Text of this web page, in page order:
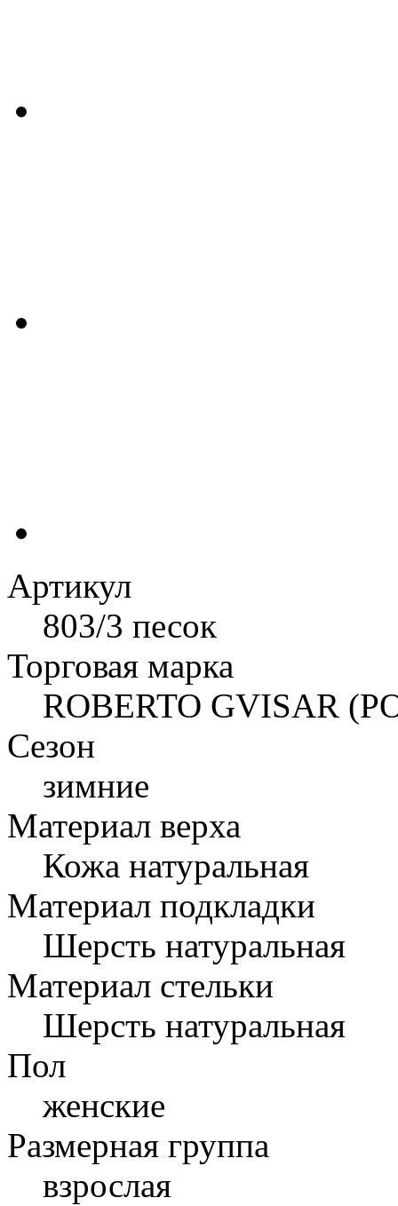
Артикул
803/3 песок
Торговая марка
ROBERTO GVISAR
Сезон
зимние
Материал верха
Кожа натуральная
Материал подкладки
Шерсть натуральная
Материал стельки
Шерсть натуральная
Пол
женские
Размерная группа
взрослая